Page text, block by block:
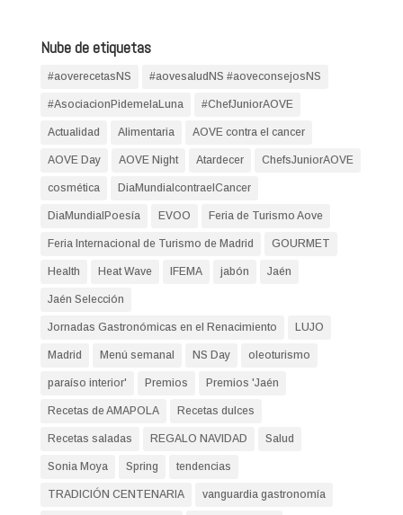
Nube de etiquetas
#aoverecetasNS #aovesaludNS #aoveconsejosNS
#AsociacionPidemelaLuna #ChefJuniorAOVE
Actualidad Alimentaria AOVE contra el cancer
AOVE Day AOVE Night Atardecer ChefsJuniorAOVE
cosmética DiaMundialcontraelCancer
DiaMundialPoesía EVOO Feria de Turismo Aove
Feria Internacional de Turismo de Madrid GOURMET
Health Heat Wave IFEMA jabón Jaén
Jaén Selección
Jornadas Gastronómicas en el Renacimiento LUJO
Madrid Menú semanal NS Day oleoturismo
paraíso interior' Premios Premios 'Jaén
Recetas de AMAPOLA Recetas dulces
Recetas saladas REGALO NAVIDAD Salud
Sonia Moya Spring tendencias
TRADICIÓN CENTENARIA vanguardia gastronomía